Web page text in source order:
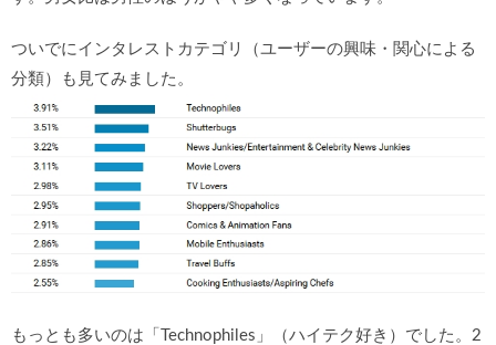
ついでにインタレストカテゴリ（ユーザーの興味・関心による
分類）も見てみました。
もっとも多いのは「Technophiles」（ハイテク好き）でした。2